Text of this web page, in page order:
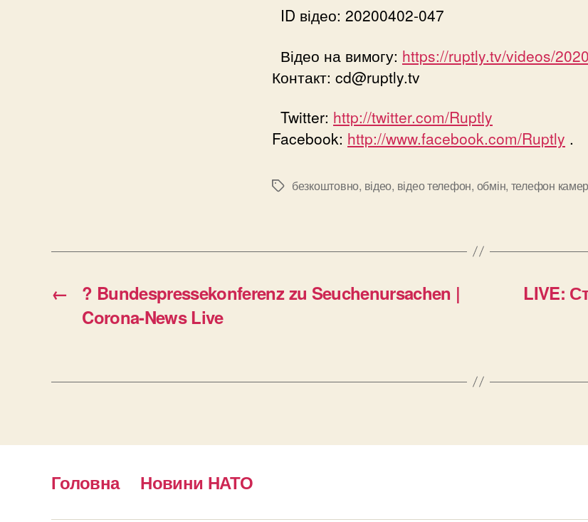
ID відео: 20200402-047
Відео на вимогу: https://ruptly.tv/videos/
Контакт: cd@ruptly.tv
Twitter: http://twitter.com/Ruptly
Facebook: http://www.facebook.com/Ruptly .
Позначки
безкоштовно, відео, відео телефон, обмін, телефон
←
? Bundespressekonferenz zu Seuchenursachen |
Corona-News Live
LIVE:
Головна Новини НАТО